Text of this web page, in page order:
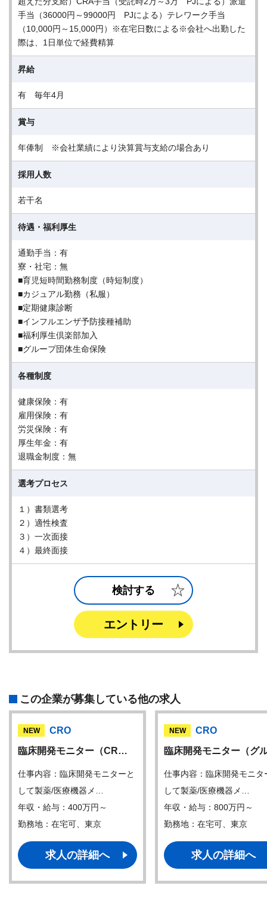
手当（36000円～99000円 PJによる）テレワーク手当
（10,000円～15,000円）※在宅日数による※会社へ出勤した
際は、1日単位で経費精算
昇給
有 毎年4月
賞与
年俸制 ※会社業績により決算賞与支給の場合あり
採用人数
若干名
待遇・福利厚生
通勤手当：有
寮・社宅：無
■育児短時間勤務制度（時短制度）
■カジュアル勤務（私服）
■定期健康診断
■インフルエンザ予防接種補助
■福利厚生倶楽部加入
■グループ団体生命保険
各種制度
健康保険：有
雇用保険：有
労災保険：有
厚生年金：有
退職金制度：無
選考プロセス
１）書類選考
２）適性検査
３）一次面接
４）最終面接
検討する
エントリー
この企業が募集している他の求人
NEW
CRO
臨床開発モニター（CR…
仕事内容：臨床開発モニターと
して製薬/医療機器メ…
年収・給与：400万円～
勤務地：在宅可、東京
求人の詳細へ
NEW
CRO
臨床開発モニター（グ
仕事内容：臨床開発モニタ
して製薬/医療機器メ…
年収・給与：800万円～
勤務地：在宅可、東京
求人の詳細へ